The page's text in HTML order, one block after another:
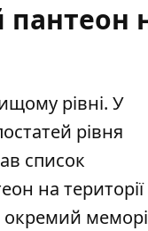
пантеон
рівні. У
рівня
список
на території